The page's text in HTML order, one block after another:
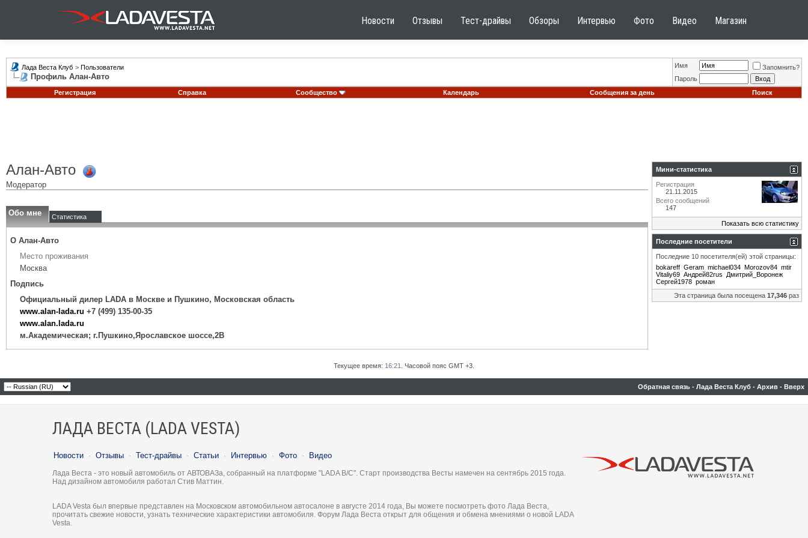
Новости Отзывы Тест-драйвы Обзоры Интервью Фото Видео Магазин
Лада Веста Клуб > Пользователи
Профиль Алан-Авто
Имя
Запомнить?
Пароль
Регистрация
Справка Сообщество Календарь Сообщения за день Поиск
Алан-Авто
Модератор
Обо мне Статистика
О Алан-Авто
Место проживания
Москва
Подпись
Официальный дилер LADA в Москве и Пушкино, Московская область
www.alan-lada.ru +7 (499) 135-00-35
www.alan.lada.ru
м.Академическая; г.Пушкино,Ярославское шоссе,2В
Мини-статистика
Регистрация
21.11.2015
Всего сообщений
147
Показать всю статистику
Последние посетители
Последние 10 посетителя(ей) этой страницы:
bokareff Geram michael034 Morozov84 mtir
Vitaliy69 Андрей82rus
Дмитрий_Воронеж
Сергей1978 роман
Эта страница была посещена 17,346 раз
Текущее время: 16:21 . Часовой пояс GMT +3.
Обратная связь - Лада Веста Клуб - Архив - Вверх
ЛАДА ВЕСТА (LADA VESTA)
Новости · Отзывы · Тест-драйвы · Статьи · Интервью · Фото · Видео
Лада Веста - это новый автомобиль от АВТОВАЗа, собранный на платформе "LADA B/C". Старт производства Весты намечен на сентябрь 2015 года.
Над дизайном автомобиля работал Стив Маттин.
LADA Vesta был впервые представлен на Московском автомобильном автосалоне в августе 2014 года, Вы можете посмотреть фото Лада Веста,
прочитать свежие новости, узнать технические характеристики автомобиля. Форум Лада Веста открыт для общения и обмена мнениями о новой LADA
Vesta.